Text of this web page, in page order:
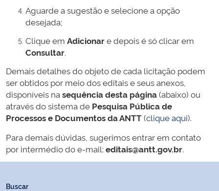
Aguarde a sugestão e selecione a opção
desejada;
Clique em Adicionare depois é só clicar em
Consultar.
Demais detalhes do objeto de cada licitação podem
ser obtidos por meio dos editais e seus anexos,
disponíveis nasequência desta página(abaixo) ou
através do sistema de Pesquisa Pública de
Processos e Documentos da ANTT(clique aqui).
Para demais dúvidas, sugerimos entrar em contato
por intermédio do e-mail: editais@antt.gov.br.
Buscar